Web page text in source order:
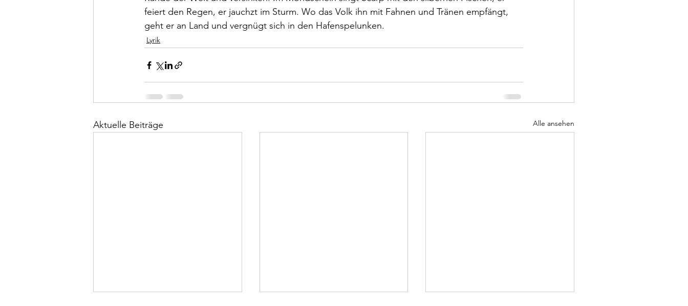
feiert den Regen, er jauchzt im Sturm. Wo das Volk ihn mit Fahnen und Tränen empfängt,
geht er an Land und vergnügt sich in den Hafenspelunken.
Lyrik
Aktuelle Beiträge Alle ansehen